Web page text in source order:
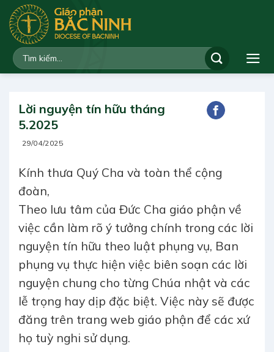
qua
dung
Lời nguyện tín hữu tháng
5.2025
29/04/2025
Kính thưa Quý Cha và toàn thể cộng
đoàn,
Theo lưu tâm của Đức Cha giáo phận về
việc cần làm rõ ý tưởng chính trong các lời
nguyện tín hữu theo luật phụng vụ, Ban
phụng vụ thực hiện việc biên soạn các lời
nguyện chung cho từng Chúa nhật và các
lễ trọng hay dịp đặc biệt. Việc này sẽ được
đăng trên trang web giáo phận để các xứ
họ tuỳ nghi sử dụng.